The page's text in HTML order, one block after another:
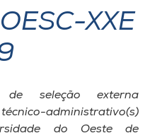
XXE
de seleção externa
administrativo(s)
do Oeste de